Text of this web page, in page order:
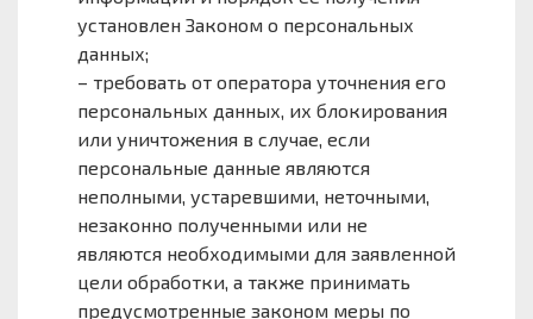
установлен Законом о персональных
данных;
– требовать от оператора уточнения его
персональных данных, их блокирования
или уничтожения в случае, если
персональные данные являются
неполными, устаревшими, неточными,
незаконно полученными или не
являются необходимыми для заявленной
цели обработки, а также принимать
предусмотренные законом меры по